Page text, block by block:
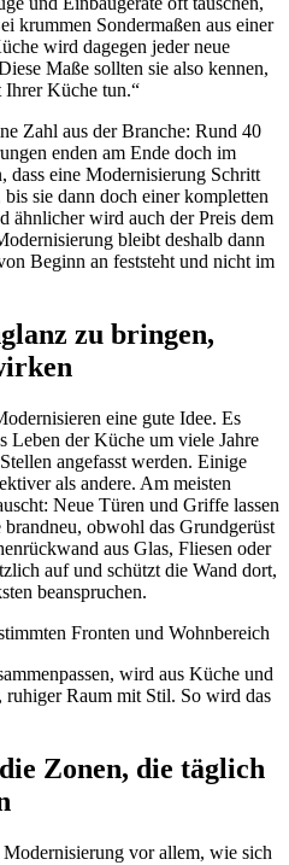
krummen Sondermaßen aus einer
wird dagegen jeder neue
Maße sollten sie also kennen,
Ihrer Küche tun.“
Zahl aus der Branche: Rund 40
enden am Ende doch im
dass eine Modernisierung Schritt
sie dann doch einer kompletten
ähnlicher wird auch der Preis dem
bleibt deshalb dann
Beginn an feststeht und nicht im
zu bringen,
eine gute Idee. Es
Leben der Küche um viele Jahre
angefasst werden. Einige
als andere. Am meisten
Neue Türen und Griffe lassen
obwohl das Grundgerüst
aus Glas, Fliesen oder
auf und schützt die Wand dort,
beanspruchen.
wird aus Küche und
ruhiger Raum mit Stil. So wird das
Zonen, die täglich
vor allem, wie sich